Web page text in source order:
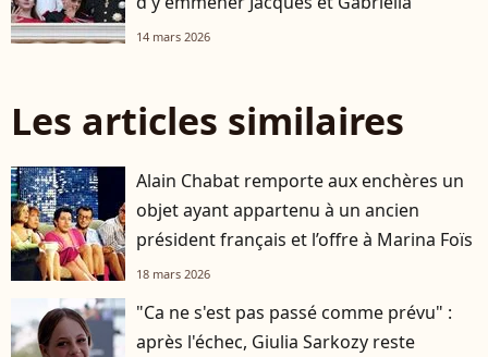
14 mars 2026
Les articles similaires
Alain Chabat remporte aux enchères un
objet ayant appartenu à un ancien
président français et l’offre à Marina Foïs
18 mars 2026
"Ca ne s'est pas passé comme prévu" :
après l'échec, Giulia Sarkozy reste